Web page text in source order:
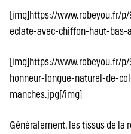
[img]https://www.robeyou.fr/
eclate-avec-chiffon-haut-bas-
[img]https://www.robeyou.fr/
honneur-longue-naturel-de-
manches.jpg[/img]
Généralement, les tissus de la